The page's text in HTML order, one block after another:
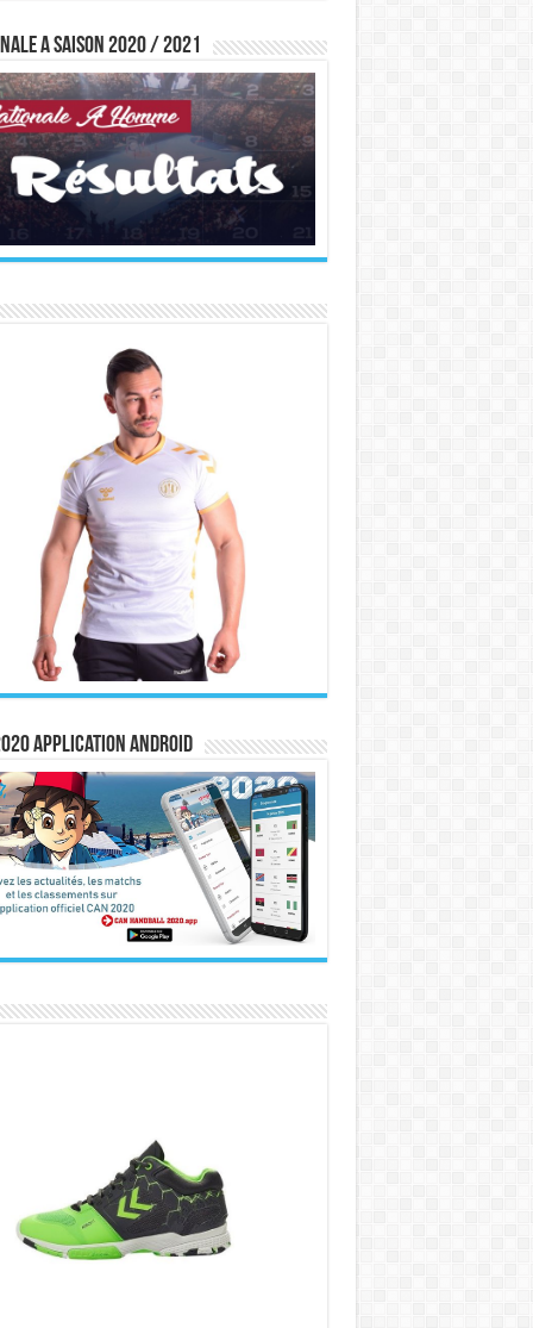
A saison 2020 / 2021
Application Android